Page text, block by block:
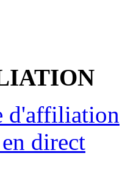
d'affiliation
direct